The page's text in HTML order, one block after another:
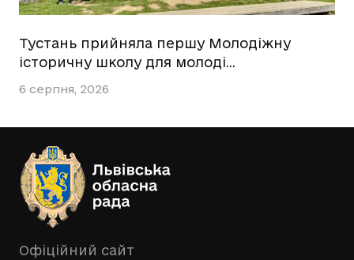
Тустань прийняла першу Молодіжну
історичну школу для молоді…
6 серпня, 2026
Офіційний сайт